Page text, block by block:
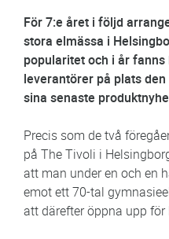
För 7:e året i följd
stora elmässa i
popularitet och i år
leverantörer på plats
sina senaste
Precis som de två
på The Tivoli i
att man under en och en
emot ett 70-tal
att därefter öppna upp för